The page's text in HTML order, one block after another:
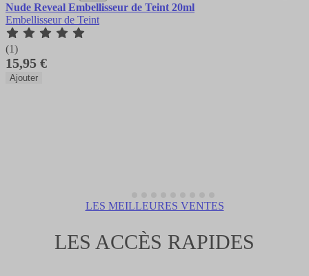
Nude Reveal Embellisseur de Teint 20ml
Embellisseur de Teint
(1)
15,95 €
Ajouter
LES MEILLEURES VENTES
LES ACCÈS RAPIDES